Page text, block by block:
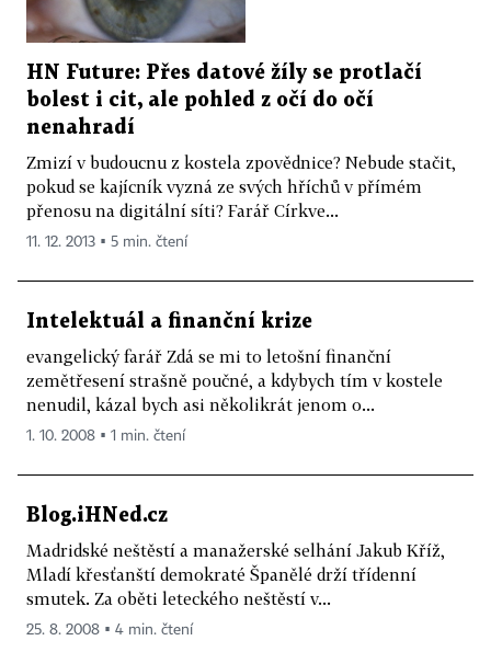
HN Future: Přes datové žíly se protlačí
bolest i cit, ale pohled z očí do očí
nenahradí
Zmizí v budoucnu z kostela zpovědnice? Nebude stačit,
pokud se kajícník vyzná ze svých hříchů v přímém
přenosu na digitální síti? Farář Církve...
11. 12. 2013 ▪ 5 min. čtení
Intelektuál a finanční krize
evangelický farář Zdá se mi to letošní finanční
zemětřesení strašně poučné, a kdybych tím v kostele
nenudil, kázal bych asi několikrát jenom o...
1. 10. 2008 ▪ 1 min. čtení
Blog.iHNed.cz
Madridské neštěstí a manažerské selhání Jakub Kříž,
Mladí křesťanští demokraté Španělé drží třídenní
smutek. Za oběti leteckého neštěstí v...
25. 8. 2008 ▪ 4 min. čtení